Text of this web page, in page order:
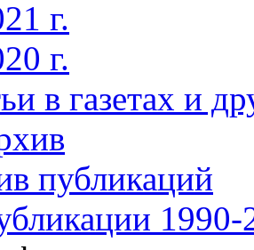
г.
г.
в газетах и
публикаций
1990-